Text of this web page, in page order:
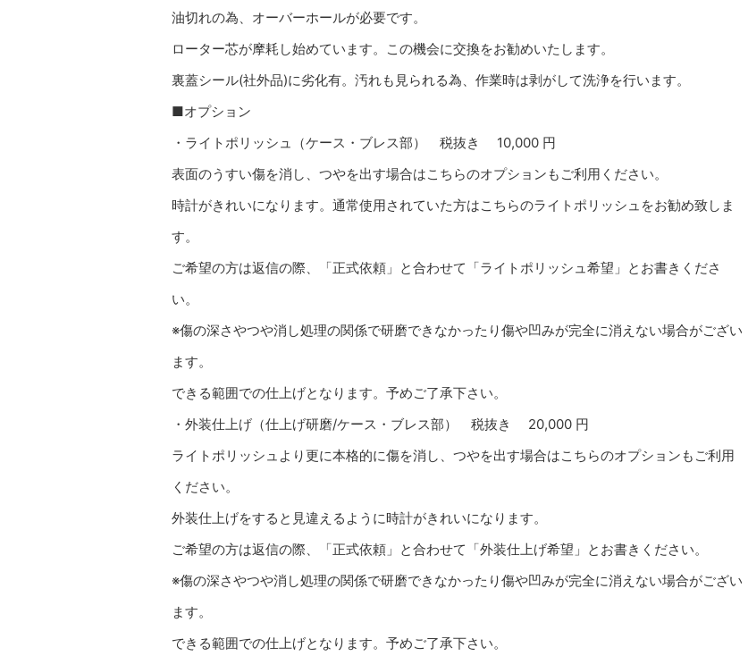
油切れの為、オーバーホールが必要です。
ローター芯が摩耗し始めています。この機会に交換をお勧めいたします。
裏蓋シール(社外品)に劣化有。汚れも見られる為、作業時は剥がして洗浄を行います。
■オプション
・ライトポリッシュ（ケース・ブレス部） 税抜き 10,000 円
表面のうすい傷を消し、つやを出す場合はこちらのオプションもご利用ください。
時計がきれいになります。通常使用されていた方はこちらのライトポリッシュをお勧め致しま
す。
ご希望の方は返信の際、「正式依頼」と合わせて「ライトポリッシュ希望」とお書きくださ
い。
※傷の深さやつや消し処理の関係で研磨できなかったり傷や凹みが完全に消えない場合がござい
ます。
できる範囲での仕上げとなります。予めご了承下さい。
・外装仕上げ（仕上げ研磨/ケース・ブレス部） 税抜き 20,000 円
ライトポリッシュより更に本格的に傷を消し、つやを出す場合はこちらのオプションもご利用
ください。
外装仕上げをすると見違えるように時計がきれいになります。
ご希望の方は返信の際、「正式依頼」と合わせて「外装仕上げ希望」とお書きください。
※傷の深さやつや消し処理の関係で研磨できなかったり傷や凹みが完全に消えない場合がござい
ます。
できる範囲での仕上げとなります。予めご了承下さい。